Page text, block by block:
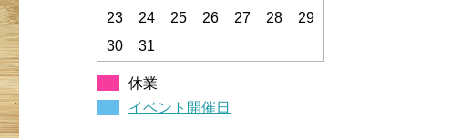
23 24 25 26 27 28
29
30
31
休業
イベント開催日